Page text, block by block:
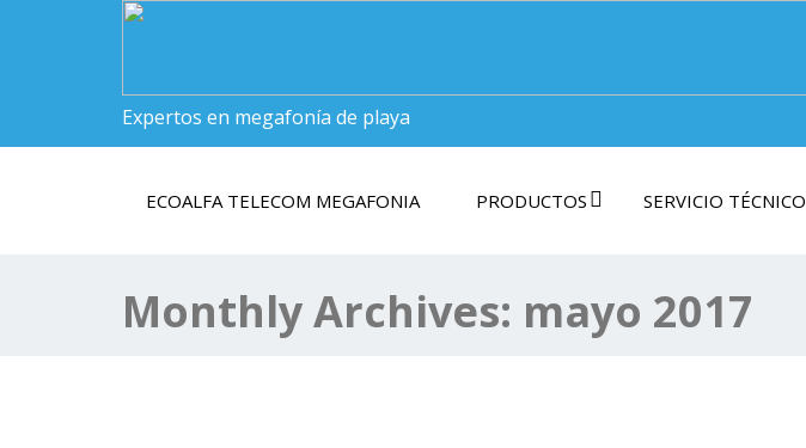
Expertos en megafonía de playa
ECOALFA TELECOM MEGAFONIA PRODUCTOS SERVICIO TÉCNICO
Monthly Archives: mayo 2017